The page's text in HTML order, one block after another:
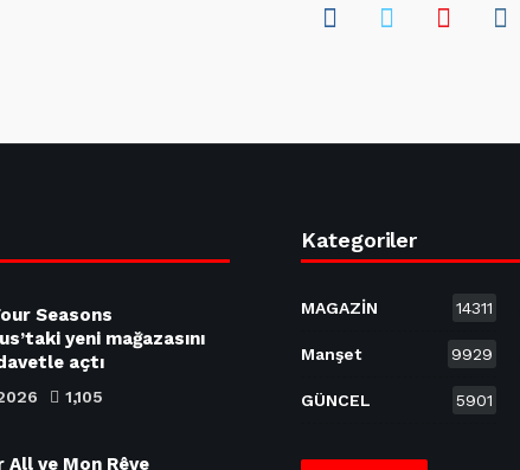
Seasons
yeni mağazasını
açtı
1,105
All ve Mon Rêve
Kategoriler
MAGAZİN 14311
Manşet 9929
GÜNCEL 5901